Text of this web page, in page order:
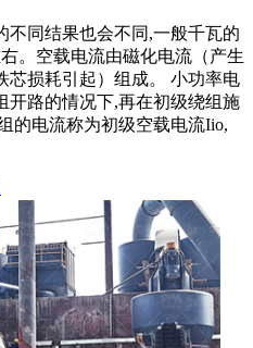
不同结果也会不同,一般千瓦的
。空载电流由磁化电流（产生
芯损耗引起）组成。 小功率电
开路的情况下,再在初级绕组施
的电流称为初级空载电流Iio,